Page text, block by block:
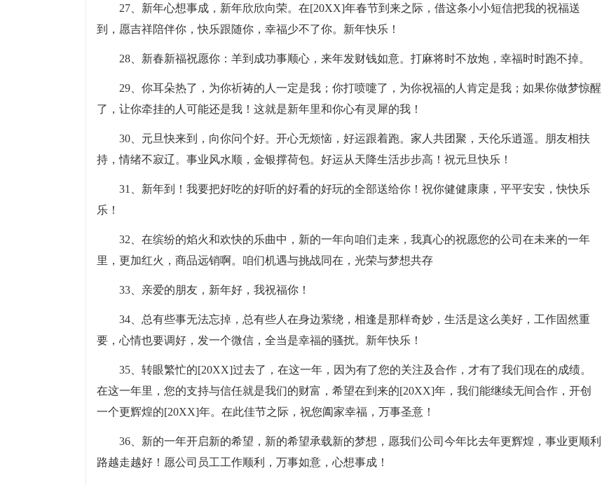
27、新年心想事成，新年欣欣向荣。在[20XX]年春节到来之际，借这条小小短信把我的祝福送
到，愿吉祥陪伴你，快乐跟随你，幸福少不了你。新年快乐！
28、新春新福祝愿你：羊到成功事顺心，来年发财钱如意。打麻将时不放炮，幸福时时跑不掉。
29、你耳朵热了，为你祈祷的人一定是我；你打喷嚏了，为你祝福的人肯定是我；如果你做梦惊醒
了，让你牵挂的人可能还是我！这就是新年里和你心有灵犀的我！
30、元旦快来到，向你问个好。开心无烦恼，好运跟着跑。家人共团聚，天伦乐逍遥。朋友相扶
持，情绪不寂辽。事业风水顺，金银撑荷包。好运从天降生活步步高！祝元旦快乐！
31、新年到！我要把好吃的好听的好看的好玩的全部送给你！祝你健健康康，平平安安，快快乐
乐！
32、在缤纷的焰火和欢快的乐曲中，新的一年向咱们走来，我真心的祝愿您的公司在未来的一年
里，更加红火，商品远销啊。咱们机遇与挑战同在，光荣与梦想共存
33、亲爱的朋友，新年好，我祝福你！
34、总有些事无法忘掉，总有些人在身边萦绕，相逢是那样奇妙，生活是这么美好，工作固然重
要，心情也要调好，发一个微信，全当是幸福的骚扰。新年快乐！
35、转眼繁忙的[20XX]过去了，在这一年，因为有了您的关注及合作，才有了我们现在的成绩。
在这一年里，您的支持与信任就是我们的财富，希望在到来的[20XX]年，我们能继续无间合作，开创
一个更辉煌的[20XX]年。在此佳节之际，祝您阖家幸福，万事圣意！
36、新的一年开启新的希望，新的希望承载新的梦想，愿我们公司今年比去年更辉煌，事业更顺利
路越走越好！愿公司员工工作顺利，万事如意，心想事成！